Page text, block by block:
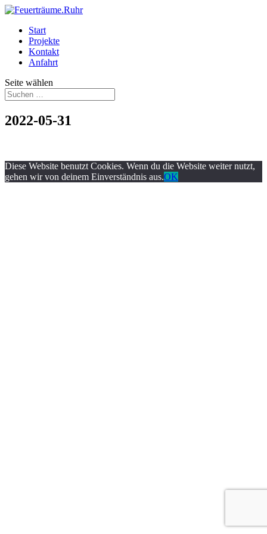
Start
Projekte
Kontakt
Anfahrt
Seite wählen
2022-05-31
Diese Website benutzt Cookies. Wenn du die Website weiter nutzt,
gehen wir von deinem Einverständnis aus.OK